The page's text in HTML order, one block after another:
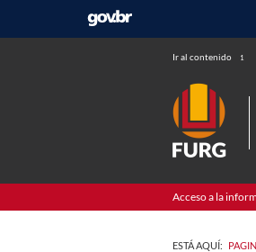
Ir al contenido 1
Acceso a la
ESTÁ AQUÍ: